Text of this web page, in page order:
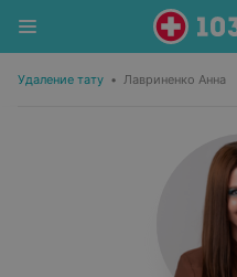
Удаление тату • Лавриненко Анна